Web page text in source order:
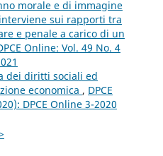
morale e di immagine
sui rapporti tra
e penale a carico di un
Online: Vol. 49 No. 4
dei diritti sociali ed
economica , DPCE
DPCE Online 3-2020